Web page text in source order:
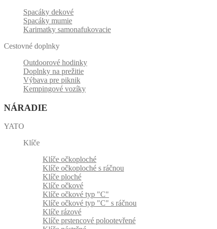
Spacáky dekové
Spacáky mumie
Karimatky samonafukovacie
Cestovné doplnky
Outdoorové hodinky
Doplnky na prežitie
Výbava pre piknik
Kempingové vozíky
NÁRADIE
YATO
Klíče
Klíče očkoploché
Klíče očkoploché s ráčnou
Klíče ploché
Klíče očkové
Klíče očkové typ "C"
Klíče očkové typ "C" s ráčnou
Klíče rázové
Klíče prstencové polootevřené